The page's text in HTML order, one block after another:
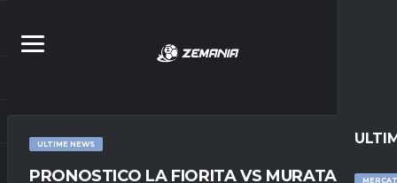
ULTIME NEWS
PRONOSTICO LA FIORITA VS MURATA –